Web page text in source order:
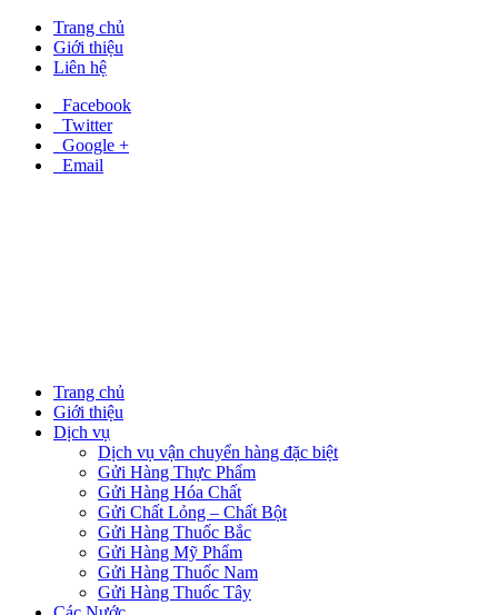
Trang chủ
Giới thiệu
Liên hệ
Facebook
Twitter
Google +
Email
Trang chủ
Giới thiệu
Dịch vụ
Dịch vụ vận chuyển hàng đặc biệt
Gửi Hàng Thực Phẩm
Gửi Hàng Hóa Chất
Gửi Chất Lỏng – Chất Bột
Gửi Hàng Thuốc Bắc
Gửi Hàng Mỹ Phẩm
Gửi Hàng Thuốc Nam
Gửi Hàng Thuốc Tây